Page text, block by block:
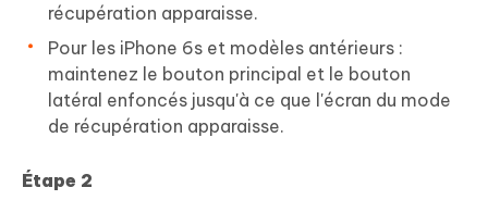
récupération apparaisse.
Pour les iPhone 6s et modèles antérieurs :
maintenez le bouton principal et le bouton
latéral enfoncés jusqu'à ce que l'écran du mode
de récupération apparaisse.
Étape 2